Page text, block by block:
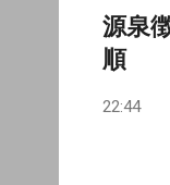
源泉
順
22:44